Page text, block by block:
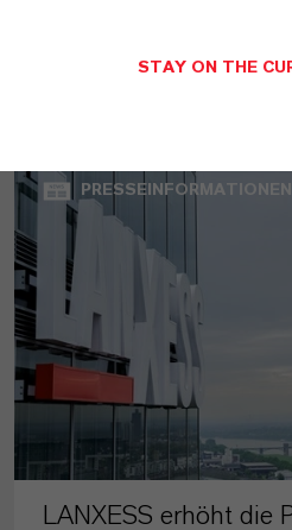
MEHR ÜBER
PRESSEINFORMATIONEN
LANXESS erhöht die
STAY ON THE